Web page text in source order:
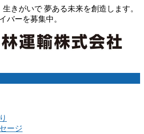
きがいで 夢ある未来を創造します。
バーを募集中。
ージ